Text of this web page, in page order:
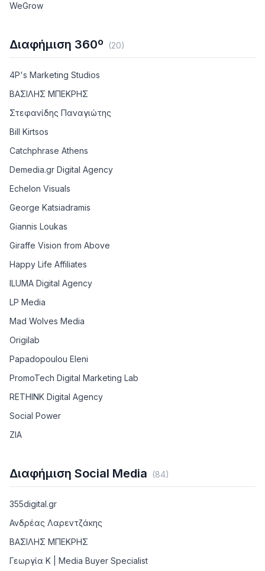
WeGrow
Διαφήμιση 360º (20)
4P's Marketing Studios
ΒΑΣΙΛΗΣ ΜΠΕΚΡΗΣ
Στεφανίδης Παναγιώτης
Bill Kirtsos
Catchphrase Athens
Demedia.gr Digital Agency
Echelon Visuals
George Katsiadramis
Giannis Loukas
Giraffe Vision from Above
Happy Life Affiliates
ILUMA Digital Agency
LP Media
Mad Wolves Media
Origilab
Papadopoulou Eleni
PromoTech Digital Marketing Lab
RETHINK Digital Agency
Social Power
ZIA
Διαφήμιση Social Media (84)
355digital.gr
Ανδρέας Λαρεντζάκης
ΒΑΣΙΛΗΣ ΜΠΕΚΡΗΣ
Γεωργία Κ | Media Buyer Specialist